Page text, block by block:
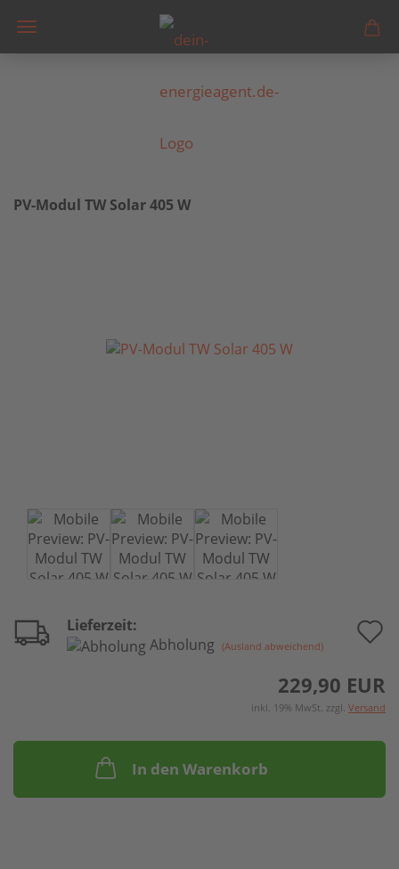
PV-Modul TW Solar 405 W
Lieferzeit:
Abholung (Ausland abweichend)
229,90 EUR
inkl. 19% MwSt. zzgl. Versand
In den Warenkorb